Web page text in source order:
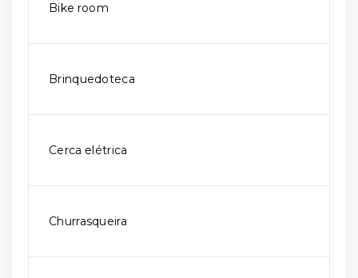
Bike room
Brinquedoteca
Cerca elétrica
Churrasqueira